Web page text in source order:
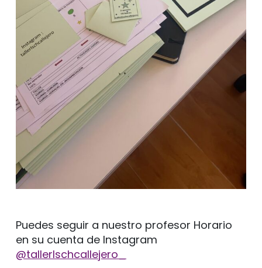
Puedes seguir a nuestro profesor Horario
en su cuenta de Instagram
@tallerlschcallejero_